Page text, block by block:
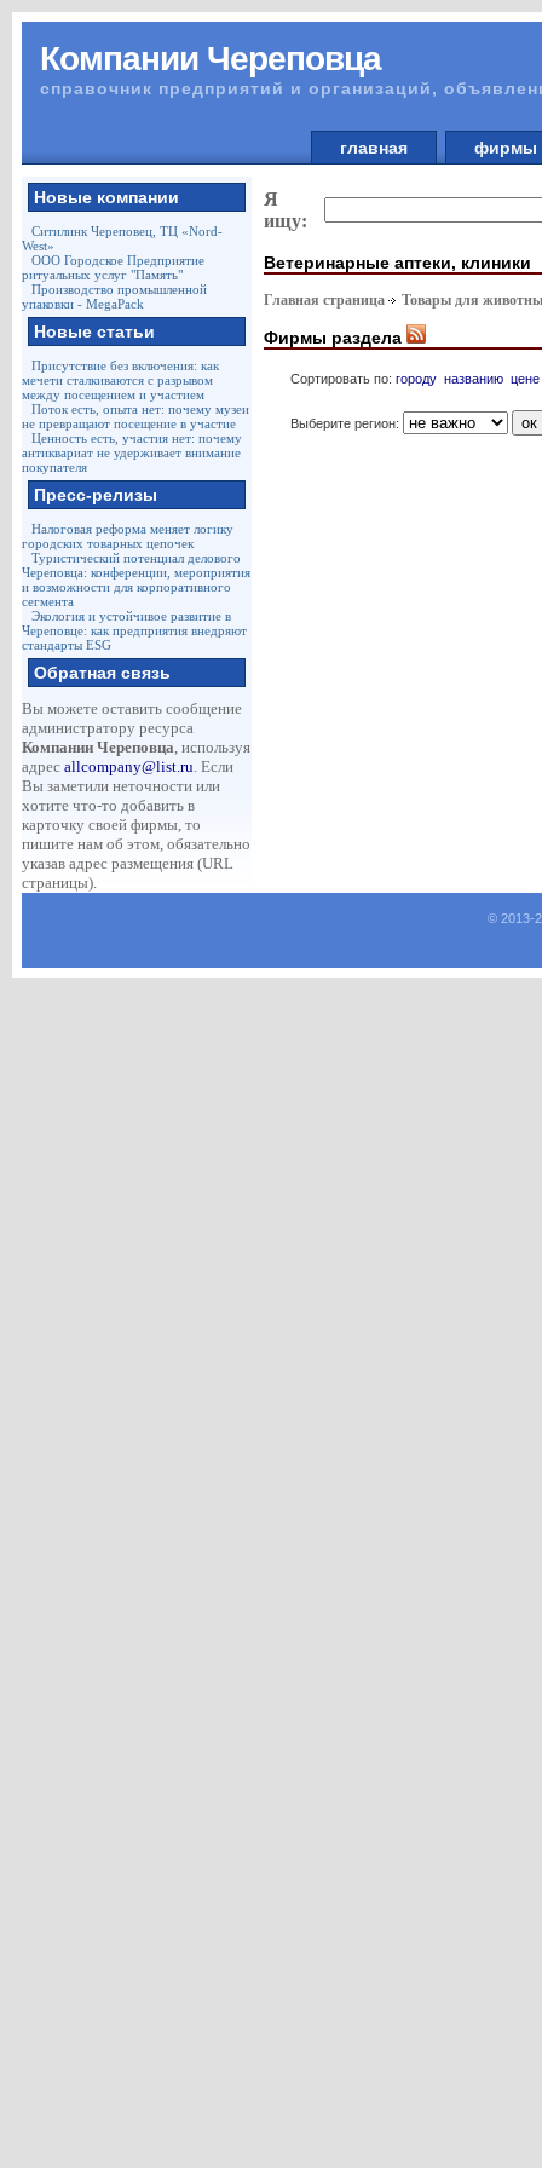
Компании Череповца
справочник предприятий и организаций,
главная
Новые компании
Ситилинк Череповец, ТЦ «Nord-
West»
ООО Городское Предприятие
ритуальных услуг "Память"
Производство промышленной
упаковки - MegaPack
Новые статьи
Присутствие без включения: как
мечети сталкиваются с разрывом
между посещением и участием
Поток есть, опыта нет: почему музеи
не превращают посещение в участие
Ценность есть, участия нет: почему
антиквариат не удерживает внимание
покупателя
Пресс-релизы
Налоговая реформа меняет логику
городских товарных цепочек
Туристический потенциал делового
Череповца: конференции, мероприятия
и возможности для корпоративного
сегмента
Экология и устойчивое развитие в
Череповце: как предприятия внедряют
стандарты ESG
Обратная связь
Вы можете оставить сообщение
администратору ресурса
Компании Череповца, используя
адрес allcompany@list.ru. Если
Вы заметили неточности или
хотите что-то добавить в
карточку своей фирмы, то
пишите нам об этом, обязательно
указав адрес размещения (URL
страницы).
Я
ищу:
Ветеринарные аптеки, клиники
Главная страница Товары для
Фирмы раздела
Сортировать по: городу названию цене
Выберите регион:
© 2013-